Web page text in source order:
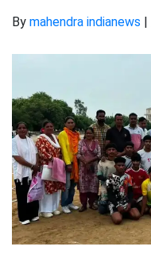
By mahendra indianews |